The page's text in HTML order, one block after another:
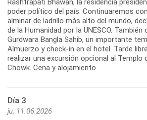
poder político del país. Continuaremos
alminar de ladrillo más alto del mundo,
de la Humanidad por la UNESCO.
Gurdwara Bangla Sahib, un importante
Almuerzo y check-in en el hotel. Tarde
realizar una excursión opcional al Templo
Chowk. Cena y alojamiento
Día 3
ju, 11.06.2026